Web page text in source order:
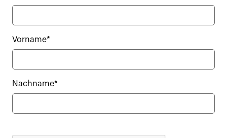
Vorname*
Nachname*